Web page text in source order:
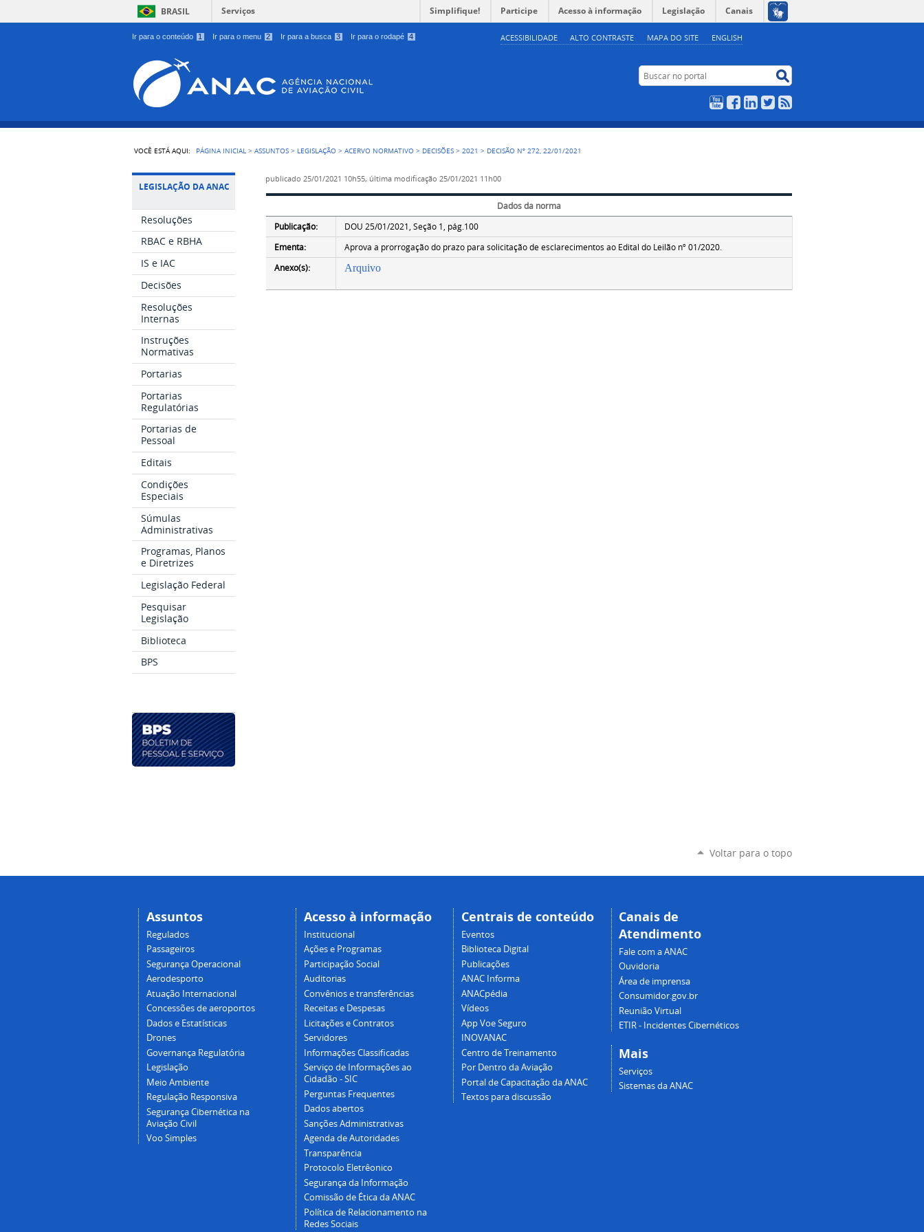
Ir para o conteúdo 1 Ir para o menu 2 Ir para a busca 3 Ir para o rodapé 4 ACESSIBILIDADE ALTO CONTRASTE MAPA DO SITE ENGLISH
BRASIL Serviços Simplifique! Participe Acesso à informação Legislação Canais
Buscar no portal
YouTubeFacebookLinkedIn
Twitter
VOCÊ ESTÁ AQUI: PÁGINA INICIAL >ASSUNTOS > LEGISLAÇÃO >ACERVO NORMATIVO > DECISÕES >2021 > DECISÃO Nº 272, 22/01/2021
LEGISLAÇÃO DA ANAC
Resoluções
RBAC e RBHA
IS e IAC
Decisões
Resoluções
Internas
Instruções
Normativas
Portarias
Portarias
Regulatórias
Portarias de
Pessoal
Editais
Condições
Especiais
Súmulas
Administrativas
Programas, Planos
e Diretrizes
Legislação Federal
Pesquisar
Legislação
Biblioteca
BPS
publicado 25/01/2021 10h55, última modificação 25/01/2021 11h00
Dados da norma
Publicação:
DOU 25/01/2021, Seção 1, pág.100
Ementa:
Aprova a prorrogação do prazo para solicitação de esclarecimentos ao Edital do Leilão nº 01/2020.
Anexo(s):
Arquivo
Voltar para o topo
Assuntos
Regulados
Passageiros
Segurança Operacional
Aerodesporto
Atuação Internacional
Concessões de aeroportos
Dados e Estatísticas
Drones
Governança Regulatória
Legislação
Meio Ambiente
Regulação Responsiva
Segurança Cibernética na
Aviação Civil
Voo Simples
Acesso à informação
Institucional
Ações e Programas
Participação Social
Auditorias
Convênios e transferências
Receitas e Despesas
Licitações e Contratos
Servidores
Informações Classificadas
Serviço de Informações ao
Cidadão - SIC
Perguntas Frequentes
Dados abertos
Sanções Administrativas
Agenda de Autoridades
Transparência
Protocolo Eletrêonico
Segurança da Informação
Comissão de Ética da ANAC
Política de Relacionamento na
Redes Sociais
Centrais de conteúdo
Eventos
Biblioteca Digital
Publicações
ANAC Informa
ANACpédia
Vídeos
App Voe Seguro
INOVANAC
Centro de Treinamento
Por Dentro da Aviação
Portal de Capacitação da ANAC
Textos para discussão
Canais de
Atendimento
Fale com a ANAC
Ouvidoria
Área de imprensa
Consumidor.gov.br
Reunião Virtual
ETIR - Incidentes Cibernéticos
Mais
Serviços
Sistemas da ANAC